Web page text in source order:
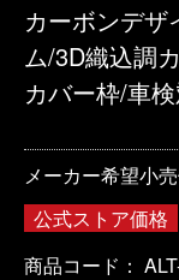
カーボンデザ
ム/3D織込調
カバー枠/車
メーカー希望小
公式ストア価格
商品コード：